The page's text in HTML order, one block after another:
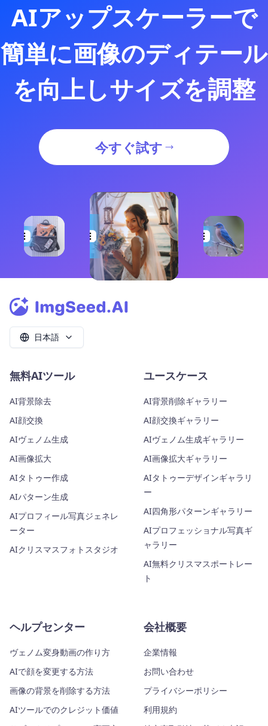
AIアップスケーラーで
簡単に画像のディテール
を向上しサイズを調整
今すぐ試す
日本語
無料AIツール
AI背景除去
AI顔交換
AIヴェノム生成
AI画像拡大
AIタトゥー作成
AIパターン生成
AIプロフィール写真ジェネレ
ーター
AIクリスマスフォトスタジオ
ユースケース
AI背景削除ギャラリー
AI顔交換ギャラリー
AIヴェノム生成ギャラリー
AI画像拡大ギャラリー
AIタトゥーデザインギャラリ
ー
AI四角形パターンギャラリー
AIプロフェッショナル写真ギ
ャラリー
AI無料クリスマスポートレー
ト
ヘルプセンター
ヴェノム変身動画の作り方
AIで顔を変更する方法
画像の背景を削除する方法
AIツールでのクレジット価値
会社概要
企業情報
お問い合わせ
プライバシーポリシー
利用規約